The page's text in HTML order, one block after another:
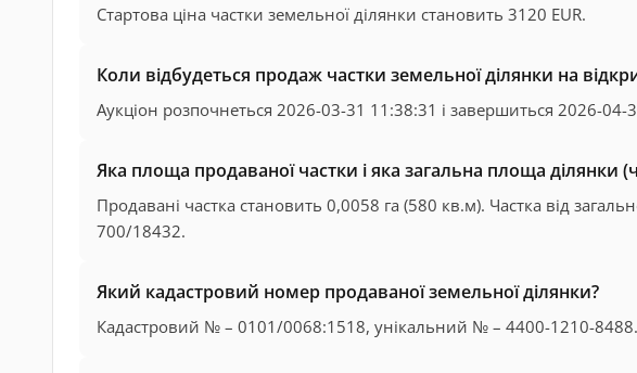
Стартова ціна частки земельної ділянки становить 3120 EUR.
Коли відбудеться продаж частки земельної ділянки на
Аукціон розпочнеться 2026-03-31 11:38:31 і завершиться 2026-04-
Яка площа продаваної частки і яка загальна площа ділянки
Продавані частка становить 0,0058 га (580 кв.м). Частка від
700/18432.
Який кадастровий номер продаваної земельної ділянки?
Кадастровий № – 0101/0068:1518, унікальний № – 4400-1210-8488.